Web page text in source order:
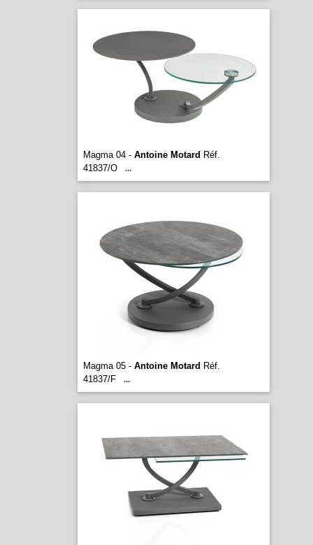
Magma 04 - Antoine Motard Réf.
41837/O
...
Magma 05 - Antoine Motard Réf.
41837/F
...